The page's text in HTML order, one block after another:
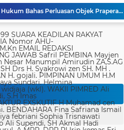
Polda Metro Jaya Gelar Seminar Hukum Bahas Perluasan Objek Praperadilan dalam KUHAP Baru
warga China buronan pemerintah
di ruangan Kepala Kanim Jaksel
JTR Bertemu DPMPD Kab. Tangerang, Bahas Dugaan Nepotisme di Desa Buaran Bambu
sudah diatur dalam Undang-Undang
jenis kelamin dan bahasa, serta tidak merendahkan martabat orang lemah, miskin, sakit, cacat jiwa, atau cacat jasmani. Media siber memiliki kewenangan mutlak untuk mengedit atau menghapus Isi Buatan Pengguna yang bertentangan dengan butir (c). Media siber wajib menyediakan mekanisme pengaduan Isi Buatan Pengguna yang dinilai melanggar ketentuan pada butir (c). Mekanisme tersebut harus disediakan di tempat yang dengan mudah dapat diakses pengguna. Media siber wajib menyunting, menghapus, dan melakukan tindakan koreksi setiap Isi Buatan Pengguna yang dilaporkan dan melanggar ketentuan butir (c), sesegera mungkin secara proporsional selambat-lambatnya 2 x 24 jam setelah pengaduan diterima. Media siber yang telah memenuhi ketentuan pada butir (a), (b), (c), dan (f) tidak dibebani tanggung jawab atas masalah yang ditimbulkan akibat pemuatan isi yang melanggar ketentuan pada butir (c). Media siber bertanggung jawab atas Isi Buatan Pengguna yang dilaporkan bila tidak mengambil tindakan koreksi setelah batas waktu sebagaimana tersebut pada butir (f). 4. Ralat, Koreksi, dan Hak Jawab Ralat, koreksi, dan hak jawab mengacu pada Undang-Undang Pers, Kode Etik Jurnalistik, dan Pedoman Hak Jawab yang ditetapkan Dewan Pers. Ralat, koreksi dan atau hak jawab wajib ditautkan pada berita yang diralat, dikoreksi atau yang diberi hak jawab. Di setiap berita ralat, koreksi, dan hak jawab wajib dicantumkan waktu pemuatan ralat, koreksi, dan atau hak jawab tersebut. Bila suatu berita media siber tertentu disebarluaskan media siber lain, maka: Tanggung jawab media siber pembuat berita terbatas pada berita yang dipublikasikan di media siber tersebut atau media siber yang berada di bawah otoritas teknisnya; Koreksi berita yang dilakukan oleh sebuah media siber, juga harus dilakukan oleh media siber lain yang mengutip berita dari media siber yang dikoreksi itu; Media yang menyebarluaskan berita dari sebuah media siber dan tidak melakukan koreksi atas berita sesuai yang dilakukan oleh media siber pemilik dan atau pembuat berita tersebut, bertanggung jawab penuh atas semua akibat hukum dari berita yang tidak dikoreksinya itu. Sesuai dengan Undang-Undang Pers, media siber yang tidak melayani hak jawab dapat dijatuhi sanksi hukum pidana denda paling banyak Rp500.000.000 (Lima ratus juta rupiah). 5. Pencabutan Berita Berita yang sudah dipublikasikan tidak dapat dicabut karena alasan penyensoran dari pihak luar redaksi, kecuali terkait masalah SARA, kesusilaan, masa depan anak, pengalaman traumatik korban atau berdasarkan pertimbangan khusus lain yang ditetapkan Dewan Pers. Media siber lain wajib mengikuti pencabutan kutipan berita dari media asal yang telah dicabut. Pencabutan berita wajib disertai dengan alasan pencabutan dan diumumkan kepada publik. 6. Iklan Media siber wajib membedakan dengan tegas antara produk berita dan iklan. Setiap berita/artikel/isi yang merupakan iklan dan atau isi berbayar wajib mencantumkan keterangan ”advertorial”, ”iklan”, ”ads”, ”spons